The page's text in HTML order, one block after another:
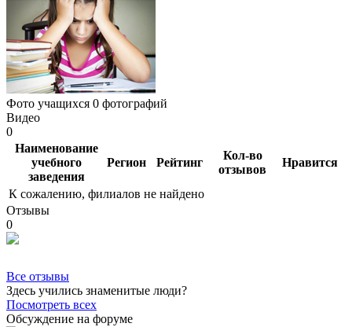
Фото учащихся 0 фотографий
Видео
0
Наименование
учебного
заведения
Регион Рейтинг
Кол-во
отзывов
Нравится
К сожалению, филиалов не найдено
Отзывы
0
Все отзывы
Здесь учились знаменитые люди?
Посмотреть всех
Обсуждение на форуме